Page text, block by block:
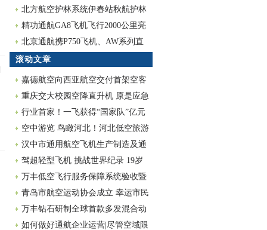
北方航空护林系统伊春站秋航护林
飞机全部就位
精功通航GA8飞机飞行2000公里亮
相首届四川航
北京通航携P750飞机、AW系列直
升机亮相北京航
滚动文章
嘉德航空向西亚航空交付首架空客
H125直升机
重庆交大校园空降直升机 原是应急
飞降演练
行业首家！一飞获得“国家队”亿元
融资，开启无人机行业整合大潮
空中游览 鸟瞰河北！河北低空旅游
再添新彩！
汉中市通用航空飞机生产制造及通
航服务项目招商
驾超轻型飞机 挑战世界纪录 19岁
少女拟独飞绕地球
万丰低空飞行服务保障系统验收暨
专家评审会召开
青岛市航空运动协会成立 幸运市民
体验蓝天翱翔
万丰钻石研制全球首款多发混合动
力飞机成功首飞
如何做好通航企业运营|尽管空域限